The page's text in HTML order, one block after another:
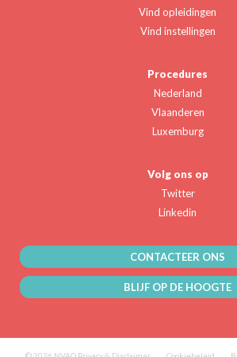
Vind opleidingen
Vind instellingen
Procedures
Nederland
Vlaanderen
Luxemburg
Volg ons op
Twitter
Linkedin
CONTACTEER ONS
BLIJF OP DE HOOGTE